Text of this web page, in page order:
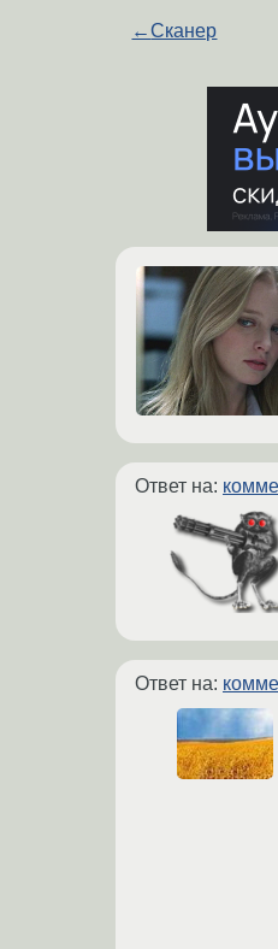
←Сканер
Ответ на:
Ответ на: